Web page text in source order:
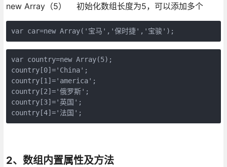
new Array（5） 初始化数组长度为5，可以添加多个
var car=new Array('宝马','保时捷','宝骏');
var country=new Array(5);
country[0]='China';
country[1]='america';
country[2]='俄罗斯';
country[3]='英国';
country[4]='法国';
2、数组内置属性及方法